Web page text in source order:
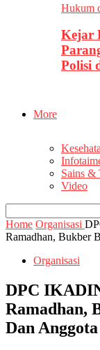
Hukum
Kejar
Polisi
More
Sains &
Video
Home Organisasi
Ramadhan, Bukber
Organisasi
DPC
Ramadhan,
Dan